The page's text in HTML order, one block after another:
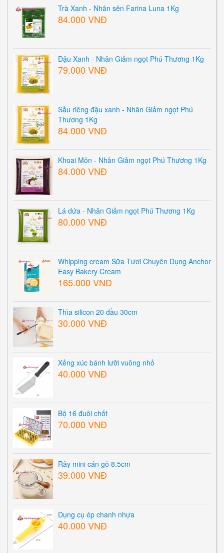
Trà Xanh - Nhân sên Farina Luna 1Kg
84.000 VNĐ
Đậu Xanh - Nhân Giảm ngọt Phú Thương 1Kg
79.000 VNĐ
Sầu riêng đậu xanh - Nhân Giảm ngọt Phú
Thương 1Kg
84.000 VNĐ
Khoai Môn - Nhân Giảm ngọt Phú Thương 1Kg
84.000 VNĐ
Lá dứa - Nhân Giảm ngọt Phú Thương 1Kg
80.000 VNĐ
Whipping cream Sữa Tươi Chuyên Dụng Anchor
Easy Bakery Cream
165.000 VNĐ
Thìa silicon 20 đầu 30cm
30.000 VNĐ
Xẻng xúc bánh lưỡi vuông nhỏ
40.000 VNĐ
Bộ 16 đuôi chốt
70.000 VNĐ
Rây mini cán gỗ 8.5cm
39.000 VNĐ
Dụng cụ ép chanh nhựa
40.000 VNĐ